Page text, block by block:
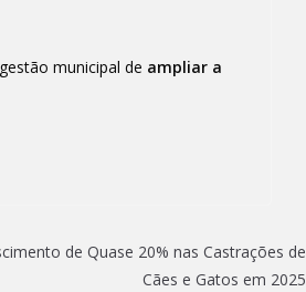
municipal de ampliar a
de Quase 20% nas Castrações de
Cães e Gatos em 2025